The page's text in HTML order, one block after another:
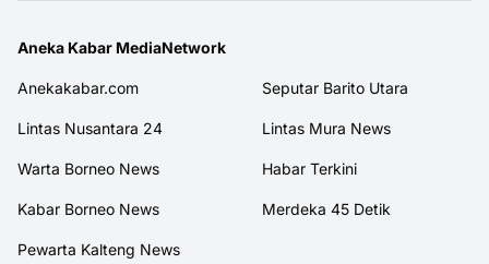
Aneka Kabar MediaNetwork
Anekakabar.com Seputar Barito Utara
Lintas Nusantara 24 Lintas Mura News
Warta Borneo News Habar Terkini
Kabar Borneo News Merdeka 45 Detik
Pewarta Kalteng News